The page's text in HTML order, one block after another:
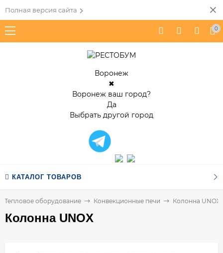
Полная версия сайта
0
Воронеж
✖
Воронеж ваш город?
Да
Выбрать другой город
КАТАЛОГ ТОВАРОВ
Тепловое оборудование Конвекционные печи Колонна UNOX
Колонна UNOX